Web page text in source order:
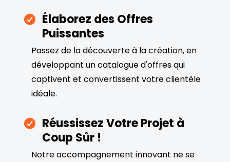
Élaborez des Offres
Puissantes
Passez de la découverte à la création, en
développant un catalogue d'offres qui
captivent et convertissent votre clientèle
idéale.
Réussissez Votre Projet à
Coup Sûr !
Notre accompagnement innovant ne se